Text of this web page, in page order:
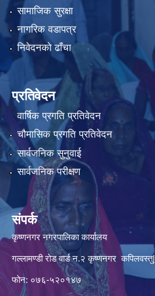
सामाजिक सुरक्षा
नागरिक वडापत्र
निवेदनको ढाँचा
प्रतिवेदन
वार्षिक प्रगति प्रतिवेदन
चौमासिक प्रगति प्रतिवेदन
सार्वजनिक सुनुवाई
सार्वजनिक परीक्षण
संपर्क
कृष्णनगर नगरपालिका कार्यालय
गल्लामण्डी रोड वार्ड न.२ कृष्णनगर कपिलवस्तु|
फोन: ०७६-५२०१४७